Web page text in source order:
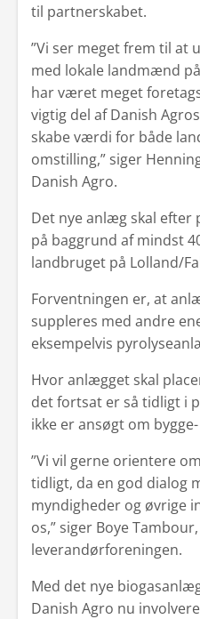
til partnerskabet.
”Vi ser meget frem til at
med lokale landmænd
har været meget
vigtig del af Danish
skabe værdi for både
omstilling,” siger
Danish Agro.
Det nye anlæg skal efter
på baggrund af mindst
landbruget på Lolland/
Forventningen er, at
suppleres med andre
eksempelvis
Hvor anlægget skal
det fortsat er så tidligt i
ikke er ansøgt om
”Vi vil gerne orientere
tidligt, da en god dialog
myndigheder og øvrige
os,” siger Boye
leverandørforeningen.
Med det nye
Danish Agro nu